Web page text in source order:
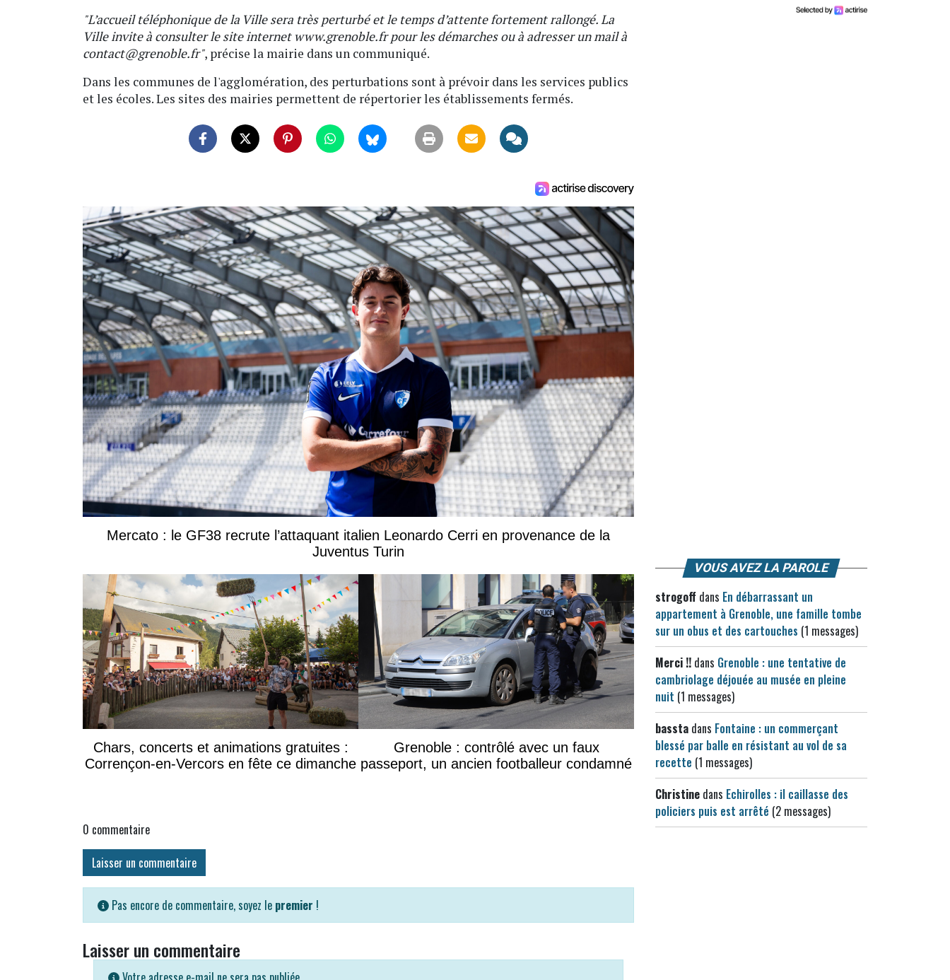
"L’accueil téléphonique de la Ville sera très perturbé et le temps d’attente fortement rallongé. La
Ville invite à consulter le site internet www.grenoble.fr pour les démarches ou à adresser un mail à
contact@grenoble.fr", précise la mairie dans un communiqué.
Dans les communes de l'agglomération, des perturbations sont à prévoir dans les services publics
et les écoles. Les sites des mairies permettent de répertorier les établissements fermés.
Mercato : le GF38 recrute l’attaquant italien Leonardo Cerri en provenance de la
Juventus Turin
Chars, concerts et animations gratuites :
Corrençon-en-Vercors en fête ce dimanche
Grenoble : contrôlé avec un faux
passeport, un ancien footballeur condamné
0 commentaire
Laisser un commentaire
Pas encore de commentaire, soyez le premier !
Laisser un commentaire
VOUS AVEZ LA PAROLE
strogoff dans En débarrassant un
appartement à Grenoble, une famille tombe
sur un obus et des cartouches (1 messages)
Merci !! dans Grenoble : une tentative de
cambriolage déjouée au musée en pleine
nuit (1 messages)
bassta dans Fontaine : un commerçant
blessé par balle en résistant au vol de sa
recette (1 messages)
Christine dans Echirolles : il caillasse des
policiers puis est arrêté (2 messages)